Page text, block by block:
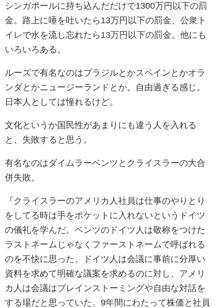
シンガポールに持ち込んだだけで1300万円以下の罰
金。路上に唾を吐いたら13万円以下の罰金、公衆ト
イレで水を流し忘れたら13万円以下の罰金。他にも
いろいろある。
ルーズで有名なのはブラジルとかスペインとかオラ
ンダとかニュージーランドとか。自由過ぎる感じ。
日本人としては憧れるけど。
文化というか国民性があまりにも違う人を入れる
と、失敗すると思う。
有名なのはダイムラーベンツとクライスラーの大合
併失敗。
『クライスラーのアメリカ人社員は仕事のやりとり
をしてる時は手をポケットに入れないというドイツ
の儀礼を学んだ。ベンツのドイツ人は敬称をつけた
ラストネームじゃなくファーストネームで呼ばれる
のを不快に思った。ドイツ人は会議に事前に分厚い
資料を求めて明確な議案を求めるのに対し、アメリ
カ人は会議はブレインストーミングや自由な対話を
する場だと思っていた。9年間にわたって株価と社員